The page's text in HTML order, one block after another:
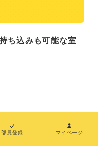
ち込みも可能な室
部員登録 マイページ